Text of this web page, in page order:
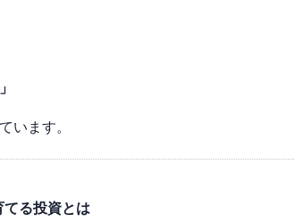
います。
る投資とは